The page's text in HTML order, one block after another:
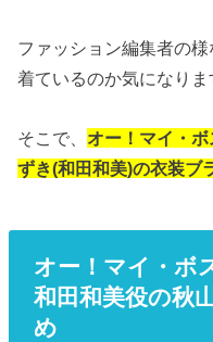
ファッション編集者の
着ているのか気になりま
そこで、 オー！マイ・
ずき(和田和美)の衣装ブ
オー！マイ・ボ
和田和美役の秋
め